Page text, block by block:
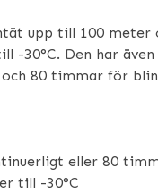
upp till 100 meter
-30°C. Den har
80 timmar för
eller 80
till -30°C